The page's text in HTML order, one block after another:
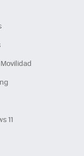
11